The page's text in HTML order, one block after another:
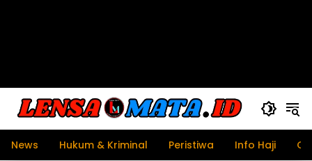
News Hukum & Kriminal Peristiwa Info Haji